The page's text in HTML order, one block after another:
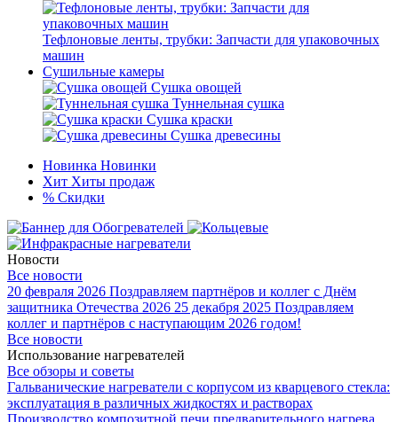
Тефлоновые ленты, трубки: Запчасти для упаковочных
машин
Сушильные камеры
Сушка овощей
Туннельная сушка
Сушка краски
Сушка древесины
Новинка Новинки
Хит Хиты продаж
% Скидки
Новости
Все новости
20 февраля 2026 Поздравляем партнёров и коллег с Днём
защитника Отечества 2026 25 декабря 2025 Поздравляем
коллег и партнёров с наступающим 2026 годом!
Все новости
Использование нагревателей
Все обзоры и советы
Гальванические нагреватели с корпусом из кварцевого стекла:
эксплуатация в различных жидкостях и растворах
Производство композитной печи предварительного нагрева